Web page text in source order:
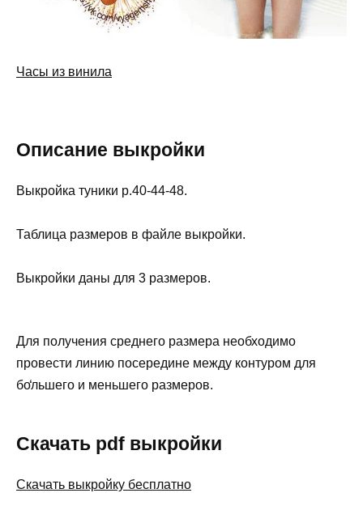
Часы из винила
Описание выкройки
Выкройка туники р.40-44-48.
Таблица размеров в файле выкройки.
Выкройки даны для 3 размеров.
Для получения среднего размера необходимо
провести линию посередине между контуром для
бо̒льшего и меньшего размеров.
Скачать pdf выкройки
Скачать выкройку бесплатно